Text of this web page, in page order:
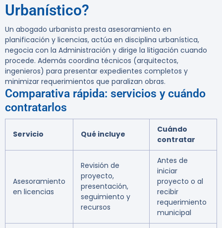
Urbanístico?
Un abogado urbanista presta asesoramiento en
planificación y licencias, actúa en disciplina urbanística,
negocia con la Administración y dirige la litigación cuando
procede. Además coordina técnicos (arquitectos,
ingenieros) para presentar expedientes completos y
minimizar requerimientos que paralizan obras.
Comparativa rápida: servicios y cuándo
contratarlos
Servicio Qué incluye
Cuándo
contratar
Asesoramiento
en licencias
Revisión de
proyecto,
presentación,
seguimiento y
recursos
Antes de
iniciar
proyecto o al
recibir
requerimiento
municipal